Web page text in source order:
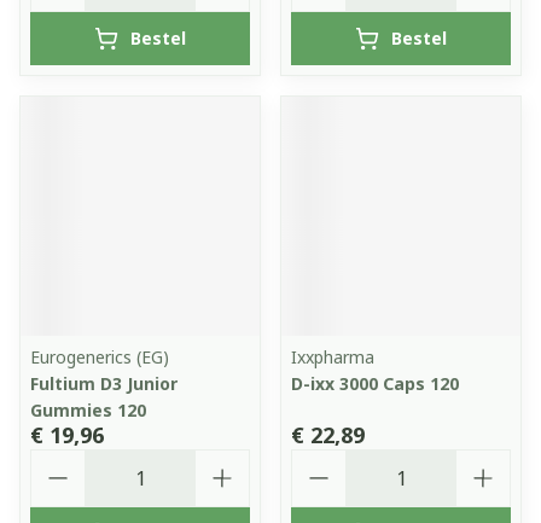
Bestel Bestel
Eurogenerics (EG)
Fultium D3 Junior
Gummies 120
€ 19,96
Ixxpharma
D-ixx 3000 Caps 120
€ 22,89